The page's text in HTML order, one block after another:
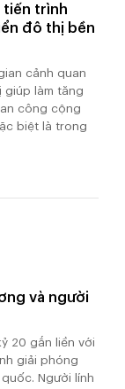
trình
đô thị bền
cảnh quan
giúp làm tăng
công cộng
biệt là trong
và người
20 gắn liền với
giải phóng
Người lính